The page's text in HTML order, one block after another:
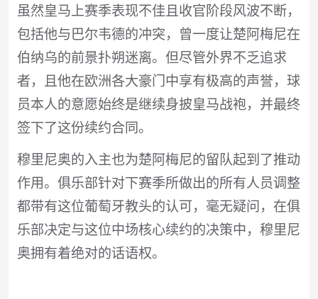
虽然皇马上赛季表现不佳且收官阶段风波不断，
包括他与巴尔韦德的冲突，曾一度让楚阿梅尼在
伯纳乌的前景扑朔迷离。但尽管外界不乏追求
者，且他在欧洲各大豪门中享有极高的声誉，球
员本人的意愿始终是继续身披皇马战袍，并最终
签下了这份续约合同。
穆里尼奥的入主也为楚阿梅尼的留队起到了推动
作用。俱乐部针对下赛季所做出的所有人员调整
都带有这位葡萄牙教头的认可，毫无疑问，在俱
乐部决定与这位中场核心续约的决策中，穆里尼
奥拥有着绝对的话语权。